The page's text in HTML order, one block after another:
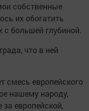
собственные
их обогатить
с большей глубиной.
что в ней
смесь европейского
нашему народу,
за европейской,